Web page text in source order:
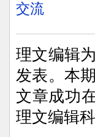
交流
理文编辑
发表。本
文章成功
理文编辑